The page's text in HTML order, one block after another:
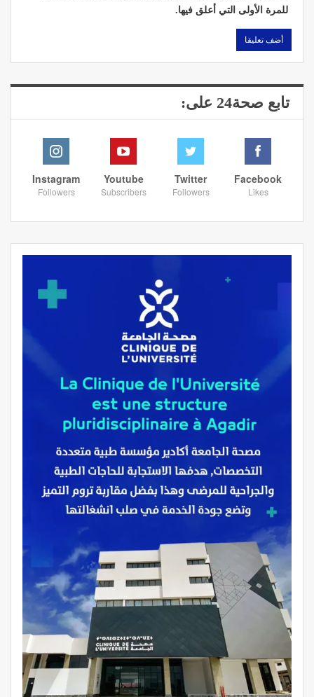
للمرة الأولى التي أعلق فيها.
تابع صحة24 على:
Facebook
Likes
Twitter
Followers
Youtube
Subscribers
Instagram
Followers